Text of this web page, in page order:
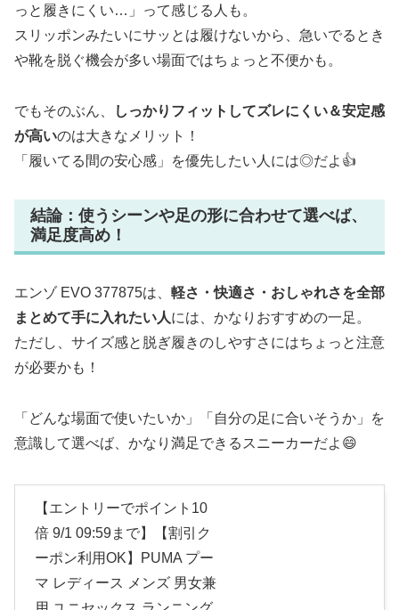
っと履きにくい…」って感じる人も。
スリッポンみたいにサッとは履けないから、急いでるとき
や靴を脱ぐ機会が多い場面ではちょっと不便かも。
でもそのぶん、
しっかりフィットしてズレにくい＆安定感
が高いのは大きなメリット！
「履いてる間の安心感」を優先したい人には◎だよ👍
結論：使うシーンや足の形に合わせて選べば、
満足度高め！
エンゾ EVO 377875は、 軽さ・快適さ・おしゃれさを全部
まとめて手に入れたい人には、かなりおすすめの一足。
ただし、サイズ感と脱ぎ履きのしやすさにはちょっと注意
が必要かも！
「どんな場面で使いたいか」「自分の足に合いそうか」を
意識して選べば、かなり満足できるスニーカーだよ😄
【エントリーでポイント10
倍 9/1 09:59まで】【割引ク
ーポン利用OK】PUMA プー
マ レディース メンズ 男女兼